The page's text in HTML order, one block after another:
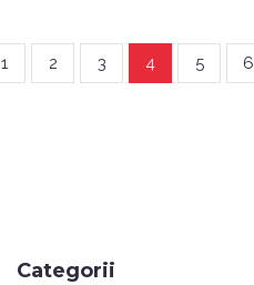
1 2 3 4 5 6
Categorii